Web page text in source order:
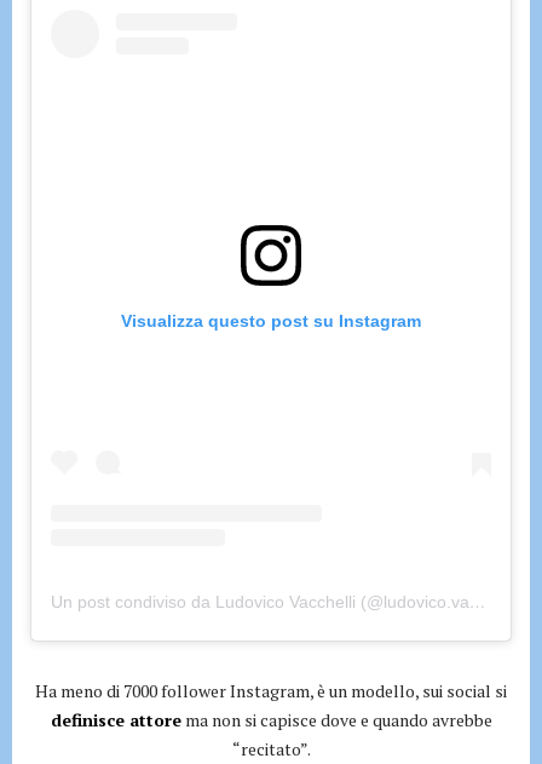
Visualizza questo post su Instagram
Un post condiviso da Ludovico Vacchelli (@ludovico.vacchelli)
Ha meno di 7000 follower Instagram, è un modello, sui social si
definisce attorema non si capisce dove e quando avrebbe
“recitato”.